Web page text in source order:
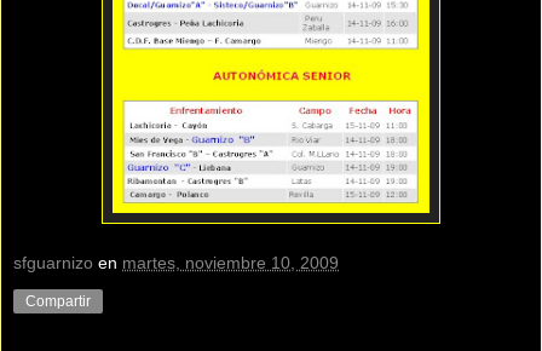
sfguarnizo en martes, noviembre 10, 2009
Compartir